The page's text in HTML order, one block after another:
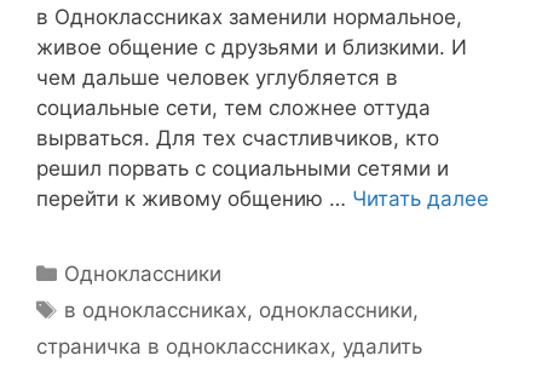
в Одноклассниках заменили нормальное,
живое общение с друзьями и близкими. И
чем дальше человек углубляется в
социальные сети, тем сложнее оттуда
вырваться. Для тех счастливчиков, кто
решил порвать с социальными сетями и
перейти к живому общению … Читать далее
Рубрики
Одноклассники
Метки
в одноклассниках, одноклассники,
страничка в одноклассниках, удалить